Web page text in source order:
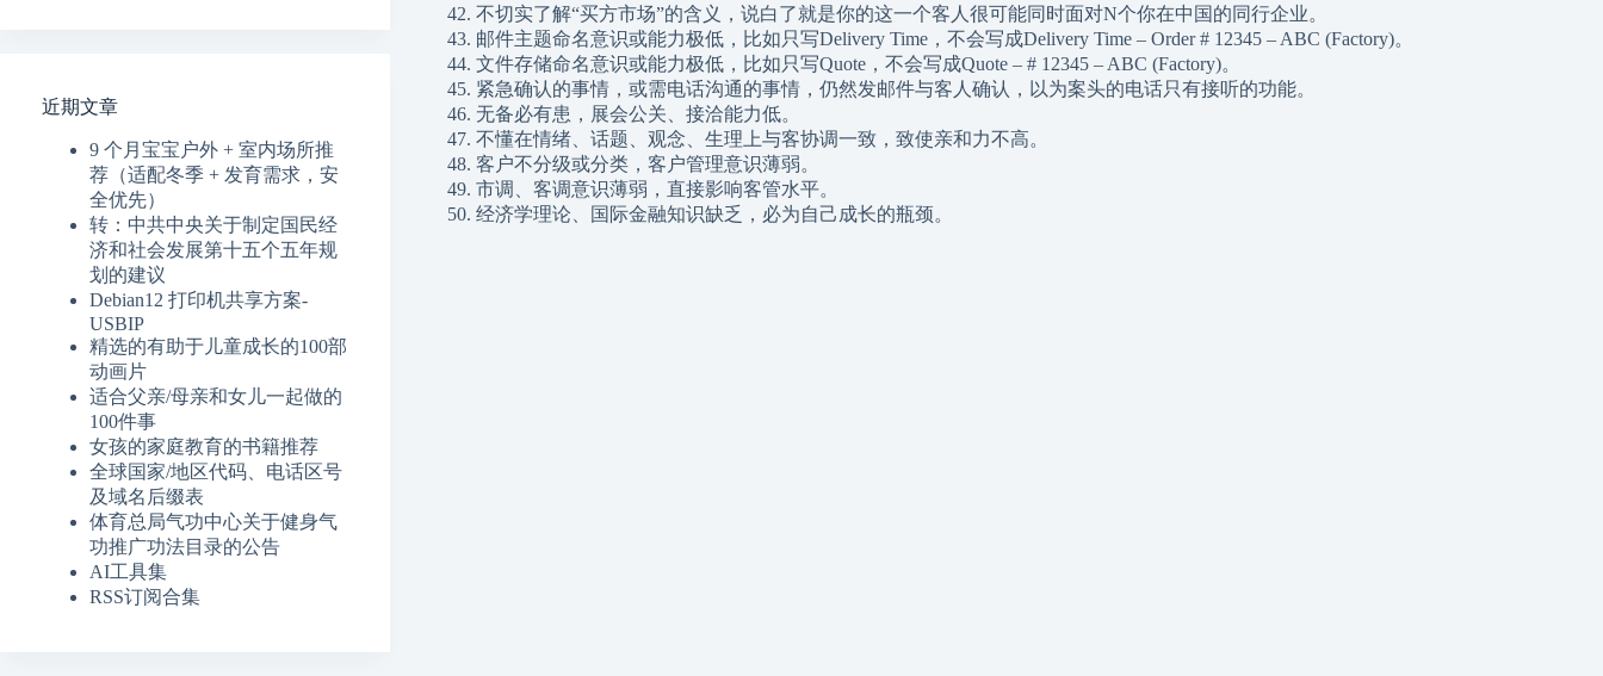
42. 不切实了解“买方市场”的含义，说白了就是你的这一个客人很可能同时面对N个你在中国的同行企业。
43. 邮件主题命名意识或能力极低，比如只写Delivery Time，不会写成Delivery Time – Order # 12345 – ABC (Factory)。
44. 文件存储命名意识或能力极低，比如只写Quote，不会写成Quote – # 12345 – ABC (Factory)。
45. 紧急确认的事情，或需电话沟通的事情，仍然发邮件与客人确认，以为案头的电话只有接听的功能。
46. 无备必有患，展会公关、接洽能力低。
47. 不懂在情绪、话题、观念、生理上与客协调一致，致使亲和力不高。
48. 客户不分级或分类，客户管理意识薄弱。
49. 市调、客调意识薄弱，直接影响客管水平。
50. 经济学理论、国际金融知识缺乏，必为自己成长的瓶颈。
近期文章
9 个月宝宝户外 + 室内场所推
荐（适配冬季 + 发育需求，安
全优先）
转：中共中央关于制定国民经
济和社会发展第十五个五年规
划的建议
Debian12 打印机共享方案-
USBIP
精选的有助于儿童成长的100部
动画片
适合父亲/母亲和女儿一起做的
100件事
女孩的家庭教育的书籍推荐
全球国家/地区代码、电话区号
及域名后缀表
体育总局气功中心关于健身气
功推广功法目录的公告
AI工具集
RSS订阅合集